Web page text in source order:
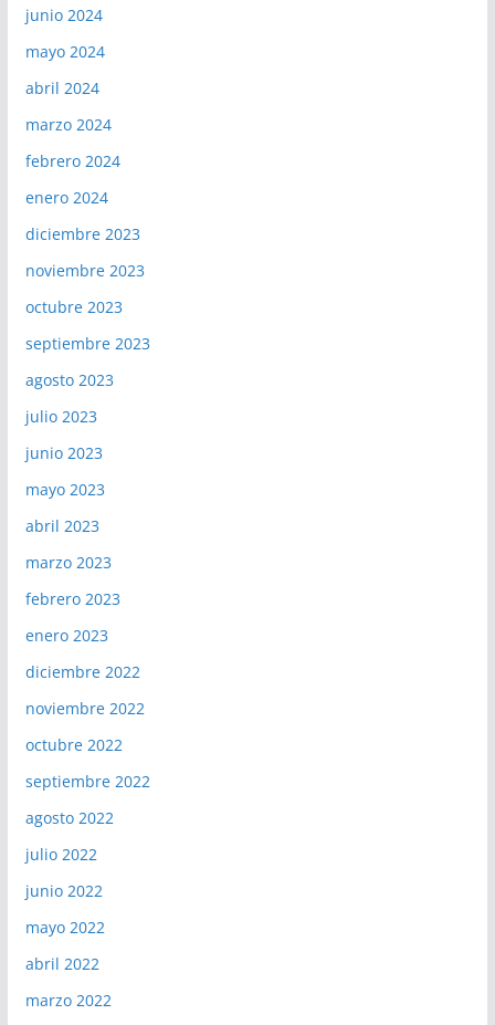
junio 2024
mayo 2024
abril 2024
marzo 2024
febrero 2024
enero 2024
diciembre 2023
noviembre 2023
octubre 2023
septiembre 2023
agosto 2023
julio 2023
junio 2023
mayo 2023
abril 2023
marzo 2023
febrero 2023
enero 2023
diciembre 2022
noviembre 2022
octubre 2022
septiembre 2022
agosto 2022
julio 2022
junio 2022
mayo 2022
abril 2022
marzo 2022